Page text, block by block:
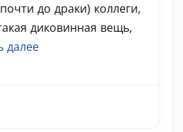
до драки) коллеги,
диковинная вещь,
далее